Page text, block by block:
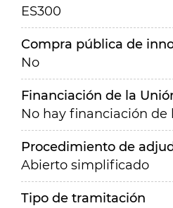
ES300
Compra pública de
No
Financiación de la
No hay financiación de
Procedimiento de
Abierto simplificado
Tipo de tramitación